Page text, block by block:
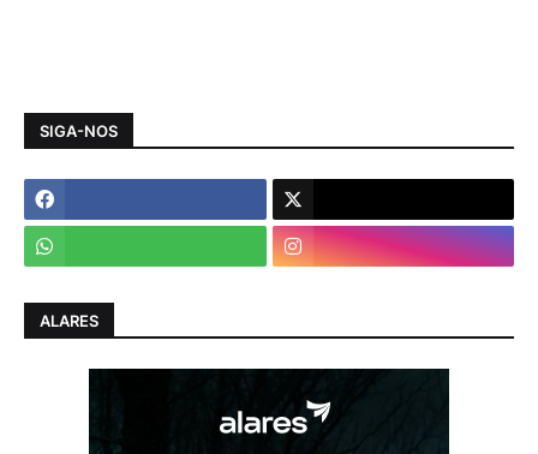
SIGA-NOS
ALARES